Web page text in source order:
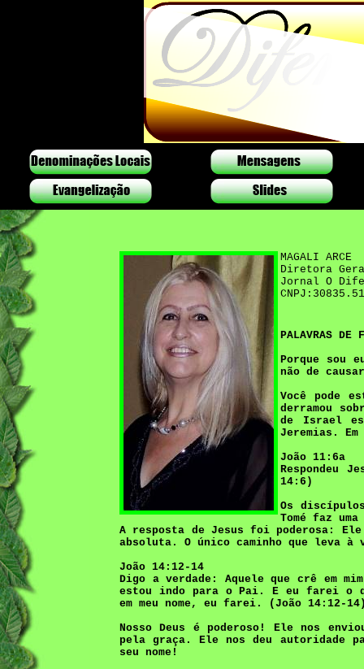
MAGALI ARCE
Diretora
Jornal O
PALAVRAS DE
Porque sou
não de
Você pode
derramou
de Israel
Jeremias.
João 11:6a
Respondeu
14:6)
Os
Tomé faz
A resposta de Jesus foi poderosa:
absoluta. O único caminho que leva à
João 14:12-14
Digo a verdade: Aquele que crê em
estou indo para o Pai. E eu farei o
em meu nome, eu farei. (João 14:12-
Nosso Deus é poderoso! Ele nos
pela graça. Ele nos deu autoridade
seu nome!